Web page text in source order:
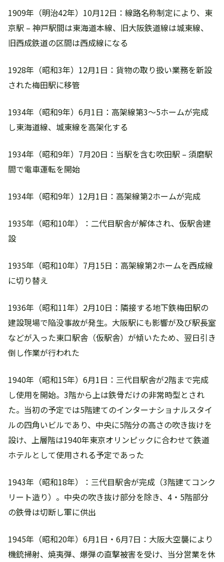
1909年（明治42年）10月12日：線路名称制定により、東
京駅 – 神戸駅間は東海道本線、旧大阪鉄道線は城東線、
旧西成鉄道の区間は西成線になる
1928年（昭和3年）12月1日：貨物の取り扱い業務を新設
された梅田駅に移管
1934年（昭和9年）6月1日：高架線第3～5ホームが完成
し東海道線、城東線を高架化する
1934年（昭和9年）7月20日：当駅を含む吹田駅 – 須磨駅
間で電車運転を開始
1934年（昭和9年）12月1日：高架線第2ホームが完成
1935年（昭和10年）：二代目駅舎が解体され、仮駅舎建
設
1935年（昭和10年）7月15日：高架線第2ホームを西成線
に切り替え
1936年（昭和11年）2月10日：隣接する地下鉄梅田駅の
建設現場で陥没事故が発生。大阪駅にも影響が及び駅長室
などが入った東口駅舎（仮駅舎）が傾いたため、翌日引き
倒し作業が行われた
1940年（昭和15年）6月1日：三代目駅舎が2階まで完成
し使用を開始。3階から上は鉄骨だけの非常時型とされ
た。当初の予定では5階建てのインターナショナルスタイ
ルの四角いビルであり、中央に5階分の高さの吹き抜けを
設け、上層階は1940年東京オリンピックに合わせて鉄道
ホテルとして使用される予定であった
1943年（昭和18年）：三代目駅舎が完成（3階建てコンク
リート造り）。中央の吹き抜け部分を除き、4・5階部分
の鉄骨は切断し軍に供出
1945年（昭和20年）6月1日・6月7日：大阪大空襲により
機銃掃射、焼夷弾、爆弾の直撃被害を受け、当分営業を休